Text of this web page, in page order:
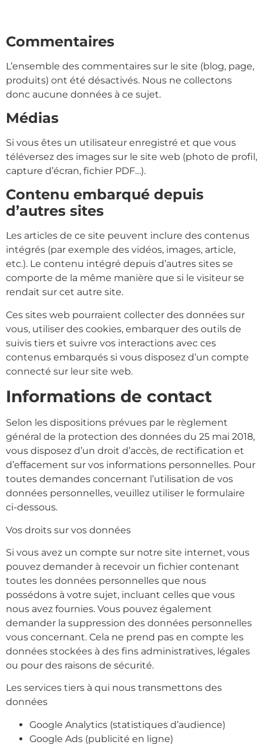
Commentaires
L’ensemble des commentaires sur le site (blog, page,
produits) ont été désactivés. Nous ne collectons
donc aucune données à ce sujet.
Médias
Si vous êtes un utilisateur enregistré et que vous
téléversez des images sur le site web (photo de profil,
capture d’écran, fichier PDF…).
Contenu embarqué depuis
d’autres sites
Les articles de ce site peuvent inclure des contenus
intégrés (par exemple des vidéos, images, article,
etc.). Le contenu intégré depuis d’autres sites se
comporte de la même manière que si le visiteur se
rendait sur cet autre site.
Ces sites web pourraient collecter des données sur
vous, utiliser des cookies, embarquer des outils de
suivis tiers et suivre vos interactions avec ces
contenus embarqués si vous disposez d’un compte
connecté sur leur site web.
Informations de contact
Selon les dispositions prévues par le règlement
général de la protection des données du 25 mai 2018,
vous disposez d’un droit d’accès, de rectification et
d’effacement sur vos informations personnelles. Pour
toutes demandes concernant l’utilisation de vos
données personnelles, veuillez utiliser le formulaire
ci-dessous.
Vos droits sur vos données
Si vous avez un compte sur notre site internet, vous
pouvez demander à recevoir un fichier contenant
toutes les données personnelles que nous
possédons à votre sujet, incluant celles que vous
nous avez fournies. Vous pouvez également
demander la suppression des données personnelles
vous concernant. Cela ne prend pas en compte les
données stockées à des fins administratives, légales
ou pour des raisons de sécurité.
Les services tiers à qui nous transmettons des
données
Google Analytics (statistiques d’audience)
Google Ads (publicité en ligne)